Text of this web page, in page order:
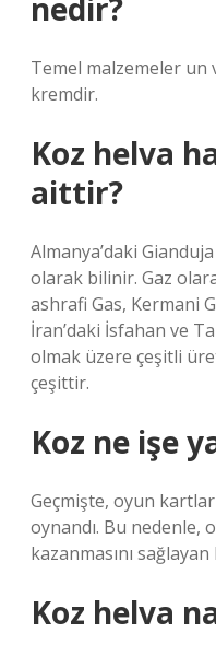
nedir?
Temel malzemeler un
kremdir.
Koz helva
aittir?
Almanya’daki
olarak bilinir. Gaz
ashrafi Gas, Kermani
İran’daki İsfahan ve
olmak üzere çeşitli
çeşittir.
Koz ne işe
Geçmişte, oyun
oynandı. Bu nedenle,
kazanmasını
Koz helva